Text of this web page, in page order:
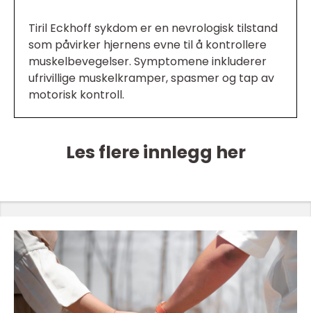
Tiril Eckhoff sykdom er en nevrologisk tilstand
som påvirker hjernens evne til å kontrollere
muskelbevegelser. Symptomene inkluderer
ufrivillige muskelkramper, spasmer og tap av
motorisk kontroll.
Les flere innlegg her